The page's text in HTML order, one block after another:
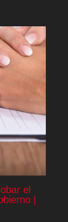
el
|